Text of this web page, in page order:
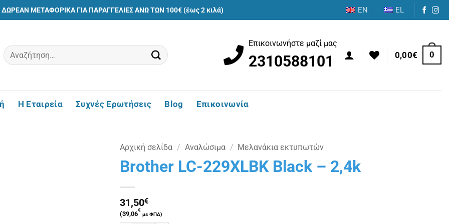
ΔΩΡΕΑΝ ΜΕΤΑΦΟΡΙΚΑ ΓΙΑ ΠΑΡΑΓΓΕΛΙΕΣ ΑΝΩ ΤΩΝ 100€ (έως 2 κιλά) EN EL
Αναζήτηση
για:
Επικοινωνήστε μαζί μας
2310588101 0,00€ 0
Η Εταιρεία Συχνές Ερωτήσεις Blog Επικοινωνία
Αρχική σελίδα / Αναλώσιμα / Μελανάκια εκτυπωτών
Brother LC-229XLBK Black – 2,4k
31,50€
(39,06
€
με ΦΠΑ)